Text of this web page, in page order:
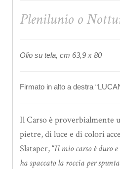
Plenilunio o
Olio su tela, cm 63,9 x 80
Firmato in alto a destra
Il Carso è proverbialmente
pietre, di luce e di colori
Slataper, “Il mio carso è duro e
ha spaccato la roccia per